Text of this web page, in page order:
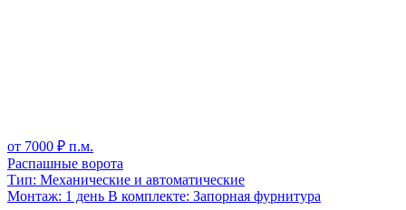
от 7000 ₽ п.м.
Распашные ворота
Тип: Механические и автоматические
Монтаж: 1 день В комплекте: Запорная фурнитура